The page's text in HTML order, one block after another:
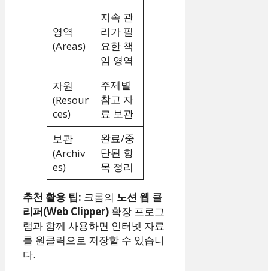
영역
(Areas)
지속 관
리가 필
요한 책
임 영역
자원
(Resour
ces)
주제별
참고 자
료 보관
보관
(Archiv
es)
완료/중
단된 항
목 정리
추천 활용 팁: 크롬의 노션 웹 클
리퍼(Web Clipper) 확장 프로그
램과 함께 사용하면 인터넷 자료
를 원클릭으로 저장할 수 있습니
다.